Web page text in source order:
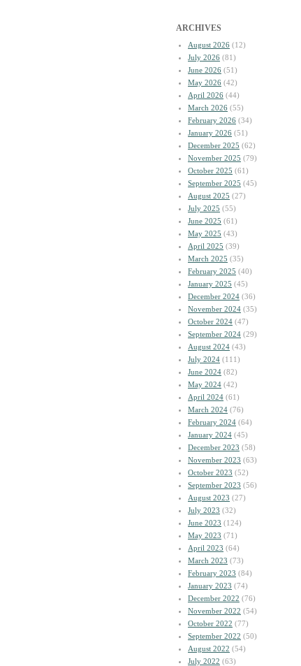
ARCHIVES
August 2026 (12)
July 2026 (81)
June 2026 (51)
May 2026 (42)
April 2026 (44)
March 2026 (55)
February 2026 (34)
January 2026 (51)
December 2025 (62)
November 2025 (79)
October 2025 (61)
September 2025 (45)
August 2025 (27)
July 2025 (55)
June 2025 (61)
May 2025 (43)
April 2025 (39)
March 2025 (35)
February 2025 (40)
January 2025 (45)
December 2024 (36)
November 2024 (35)
October 2024 (47)
September 2024 (29)
August 2024 (43)
July 2024 (111)
June 2024 (82)
May 2024 (42)
April 2024 (61)
March 2024 (76)
February 2024 (64)
January 2024 (45)
December 2023 (58)
November 2023 (63)
October 2023 (52)
September 2023 (56)
August 2023 (27)
July 2023 (32)
June 2023 (124)
May 2023 (71)
April 2023 (64)
March 2023 (73)
February 2023 (84)
January 2023 (74)
December 2022 (76)
November 2022 (54)
October 2022 (77)
September 2022 (50)
August 2022 (54)
July 2022 (63)